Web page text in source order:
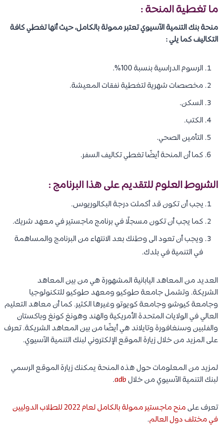
ما تغطية المنحة :
منحة بنك التنمية الآسيوي تعتبر ممولة بالكامل، حيث أنها تغطي كافة
التكاليف كما يلي :
الرسوم الدراسية بنسبة 100%.
مخصصات شهرية لتغطية نفقات المعيشة.
السكن.
الكتب.
التأمين الصحي.
كما أن المنحة أيضًا تغطي تكاليف السفر.
الشروط العلوم للتقديم على هذا البرنامج :
يجب أن تكون قد أكملت درجة البكالوريوس.
كما يجب أن تكون مسجلًا في برنامج ماجستير في معهد شريك.
ويجب أن تعود الى وطنك بعد الانتهاء من البرنامج والمساهمة
في التنمية في بلدك.
العديد من المعاهد اليابانية المشهورة هي من بين المعاهد
الشريكة. وتشمل جامعة طوكيو ومعهد طوكيو للتكنولوجيا
وجامعة كيوشو وجامعة كويوتو وغيرها الكثير. كما أن معاهد التعليم
العالي في الولايات المتحدة الأمريكية والهند وهونغ كونغ وباكستان
والفلبين وسنغافورة وتايلاند هي أيضًا من بين المعاهد الشريكة. تعرف
على المزيد من خلال زيارة الموقع الإلكتروني لبنك التنمية الآسيوي.
لمزيد من المعلومات حول هذه المنحة يمكنك زيارة الموقع الرسمي
لبنك التنمية الآسيوي من خلالadb
.
تعرف على
منح ماجستير ممولة بالكامل لعام 2022 للطلاب الدوليين
في مختلف دول العالم.